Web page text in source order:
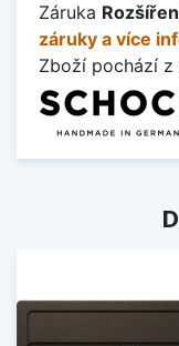
Záruka
záruky a více
Zboží pochází